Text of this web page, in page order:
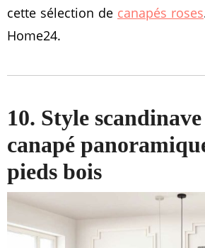
cette sélection de canapés roses
Home24.
10. Style
canapé
pieds bois